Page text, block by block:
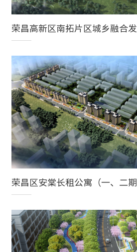
荣昌高新区南拓片区城乡融合
荣昌区安棠长租公寓（一、二期